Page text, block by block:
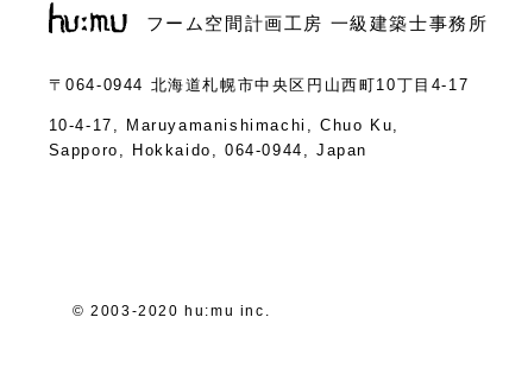
フーム空間計画工房 一級建築士事務所
〒064-0944 北海道札幌市中央区円山西町10丁目4-17
10-4-17, Maruyamanishimachi, Chuo Ku,
Sapporo, Hokkaido, 064-0944, Japan
© 2003-2020 hu:mu inc.